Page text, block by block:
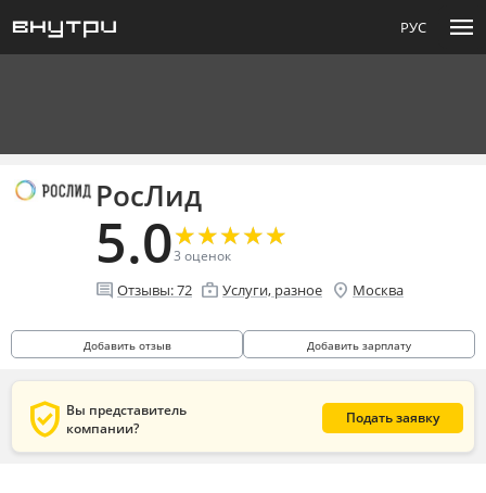
РУС menu
РосЛид
5.0★
★★
★★
★★
★★
★
3 оценок
comment Отзывы:72 enterprise Услуги, разное location_on Москва
Добавить отзыв Добавить зарплату
verified_user Вы представитель
компании?
Подать заявку